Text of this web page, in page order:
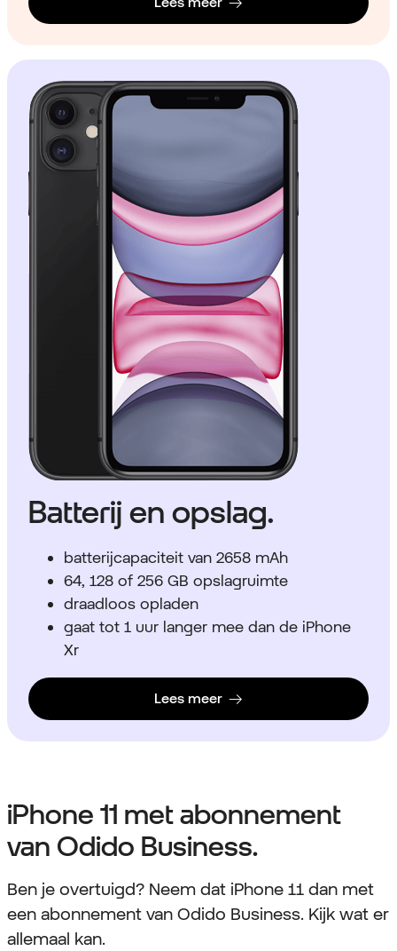
Batterij en opslag.
batterijcapaciteit van 2658 mAh
64, 128 of 256 GB opslagruimte
draadloos opladen
gaat tot 1 uur langer mee dan de iPhone
Xr
Lees meer
iPhone 11 met abonnement
van Odido Business.
Ben je overtuigd? Neem dat iPhone 11 dan met
een abonnement van Odido Business. Kijk wat er
allemaal kan.